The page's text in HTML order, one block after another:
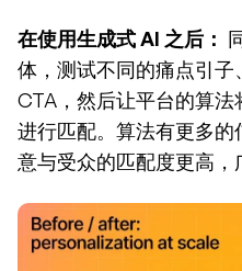
在使用生成式 AI 之后：
体，测试不同的痛点引
CTA，然后让平台的算
进行匹配。算法有更多
意与受众的匹配度更高，